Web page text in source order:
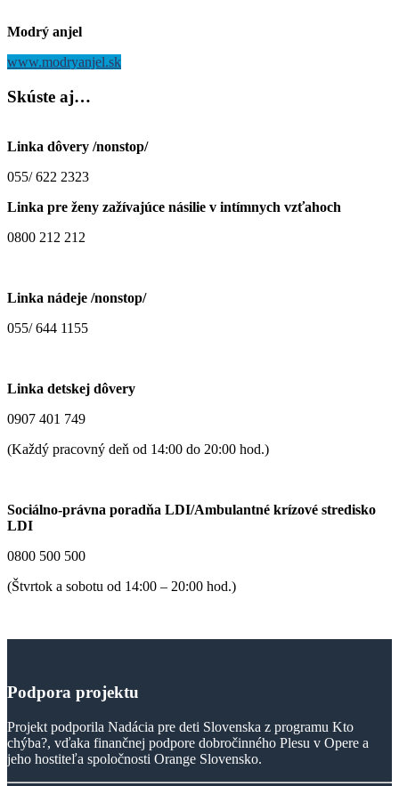
Modrý anjel
www.modryanjel.sk
Skúste aj…
Linka dôvery /nonstop/
055/ 622 2323
Linka pre ženy zažívajúce násilie v intímnych vzťahoch
0800 212 212
Linka nádeje /nonstop/
055/ 644 1155
Linka detskej dôvery
0907 401 749
(Každý pracovný deň od 14:00 do 20:00 hod.)
Sociálno-právna poradňa LDI/Ambulantné krízové stredisko
LDI
0800 500 500
(Štvrtok a sobotu od 14:00 – 20:00 hod.)
Podpora projektu
Projekt podporila Nadácia pre deti Slovenska z programu Kto
chýba?, vďaka finančnej podpore dobročinného Plesu v Opere a
jeho hostiteľa spoločnosti Orange Slovensko.